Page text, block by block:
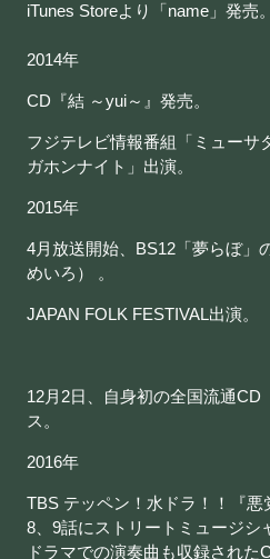
iTunes Storeより「name」発売。
2014年
CD『結 ～yui～』発売。
フジテレビ情報番組「ミューサ
ガホンナイト」出演。
2015年
4月放送開始、BS12「夢らぼ」
めいろ） 。
JAPAN FOLK FESTIVAL出演。
12月2日、自身初の全国流通CD
ス。
2016年
TBS テッペン！水ドラ！！『
8、9話にストリートミュージシ
ドラマでの演奏曲も収録された